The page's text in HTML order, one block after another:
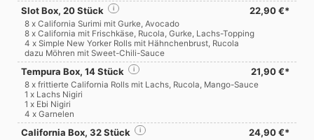
Slot Box, 20 Stück 22,90 €*
i
8 x California Surimi mit Gurke, Avocado
8 x California mit Frischkäse, Rucola, Gurke, Lachs-Topping
4 x Simple New Yorker Rolls mit Hähnchenbrust, Rucola
dazu Möhren mit Sweet-Chili-Sauce
Tempura Box, 14 Stück 21,90 €*
i
8 x frittierte California Rolls mit Lachs, Rucola, Mango-Sauce
1 x Lachs Nigiri
1 x Ebi Nigiri
4 x Garnelen
California Box, 32 Stück 24,90 €*
i